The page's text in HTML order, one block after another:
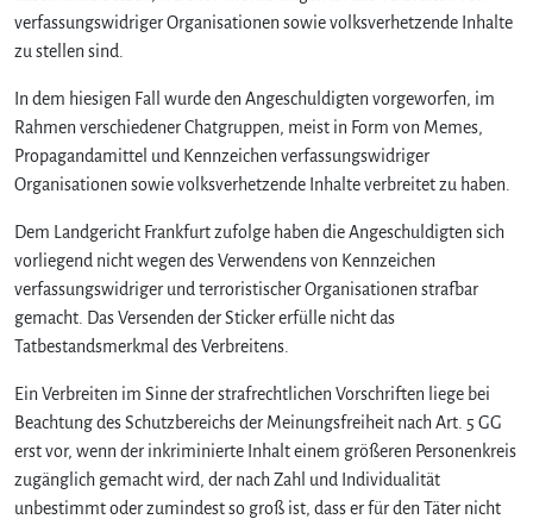
verfassungswidriger Organisationen sowie volksverhetzende Inhalte
zu stellen sind.
In dem hiesigen Fall wurde den Angeschuldigten vorgeworfen, im
Rahmen verschiedener Chatgruppen, meist in Form von Memes,
Propagandamittel und Kennzeichen verfassungswidriger
Organisationen sowie volksverhetzende Inhalte verbreitet zu haben.
Dem Landgericht Frankfurt zufolge haben die Angeschuldigten sich
vorliegend nicht wegen des Verwendens von Kennzeichen
verfassungswidriger und terroristischer Organisationen strafbar
gemacht. Das Versenden der Sticker erfülle nicht das
Tatbestandsmerkmal des Verbreitens.
Ein Verbreiten im Sinne der strafrechtlichen Vorschriften liege bei
Beachtung des Schutzbereichs der Meinungsfreiheit nach Art. 5 GG
erst vor, wenn der inkriminierte Inhalt einem größeren Personenkreis
zugänglich gemacht wird, der nach Zahl und Individualität
unbestimmt oder zumindest so groß ist, dass er für den Täter nicht